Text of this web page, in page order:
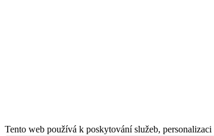
Tento web používá k poskytování služeb,